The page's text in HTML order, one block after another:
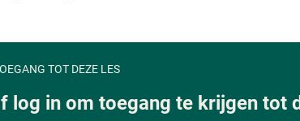
TOT DEZE LES
log in om toegang te krijgen tot